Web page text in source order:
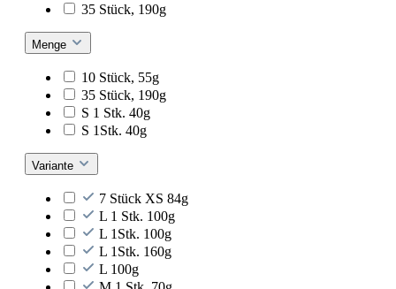
35 Stück, 190g
Menge
10 Stück, 55g
35 Stück, 190g
S 1 Stk. 40g
S 1Stk. 40g
Variante
7 Stück XS 84g
L 1 Stk. 100g
L 1Stk. 100g
L 1Stk. 160g
L 100g